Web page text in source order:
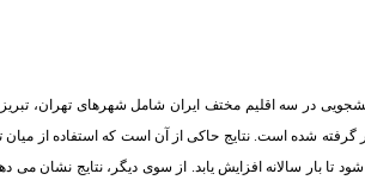
در سه اقلیم‌ مختف ایران شامل شهر‌های تهران،
شده است. نتایج حاکی از آن است که استفاده از میان
بار سالانه افزایش یابد. از سوی دیگر، نتایج نشان می